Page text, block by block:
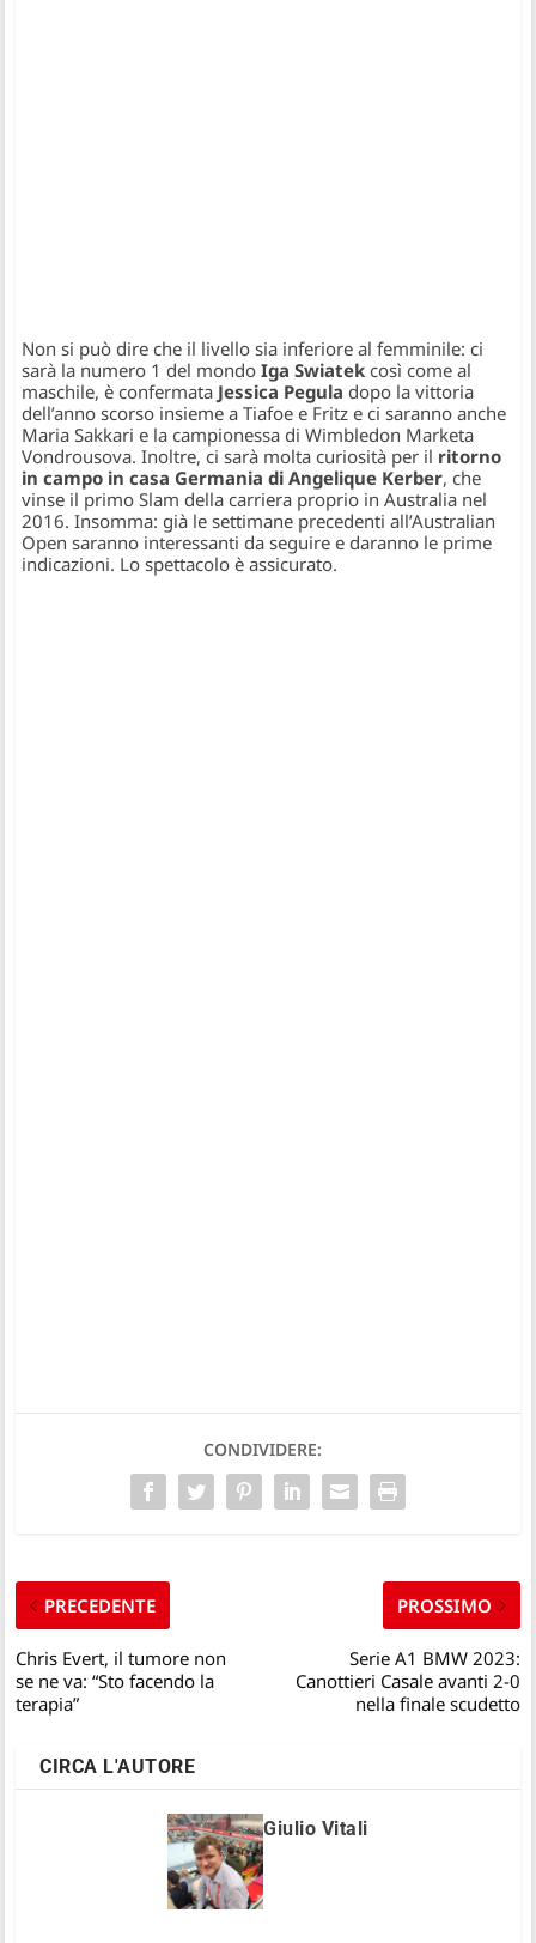
Non si può dire che il livello sia inferiore al femminile: ci
sarà la numero 1 del mondo Iga Swiatek così come al
maschile, è confermata Jessica Pegula dopo la vittoria
dell’anno scorso insieme a Tiafoe e Fritz e ci saranno anche
Maria Sakkari e la campionessa di Wimbledon Marketa
Vondrousova. Inoltre, ci sarà molta curiosità per il ritorno
in campo in casa Germania di Angelique Kerber, che
vinse il primo Slam della carriera proprio in Australia nel
2016. Insomma: già le settimane precedenti all’Australian
Open saranno interessanti da seguire e daranno le prime
indicazioni. Lo spettacolo è assicurato.
CONDIVIDERE:
PRECEDENTE
Chris Evert, il tumore non
se ne va: “Sto facendo la
terapia”
PROSSIMO
Serie A1 BMW 2023:
Canottieri Casale avanti 2-0
nella finale scudetto
CIRCA L'AUTORE
Giulio Vitali